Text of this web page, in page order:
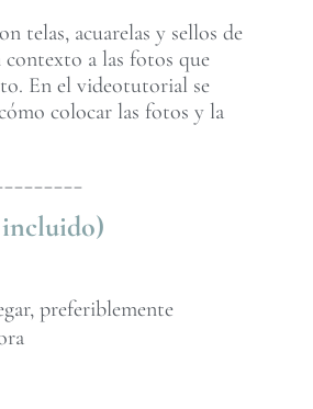
telas, acuarelas y sellos de
a las fotos que
En el videotutorial se
colocar las fotos y la
preferiblemente